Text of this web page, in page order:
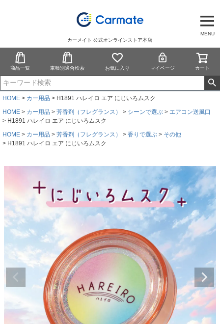
MENU
カーメイト 公式オンラインストア本店
商品一覧 車種別適合検索 お気に入り マイページ カート
HOME カー用品
H1891 ハレイロ エア にじいろムスク
HOME
カー用品 芳香剤（フレグランス） シーンで選ぶ
エアコン送風口
H1891 ハレイロ エア にじいろムスク
HOME
カー用品 芳香剤（フレグランス） 香りで選ぶ
その他
H1891 ハレイロ エア にじいろムスク